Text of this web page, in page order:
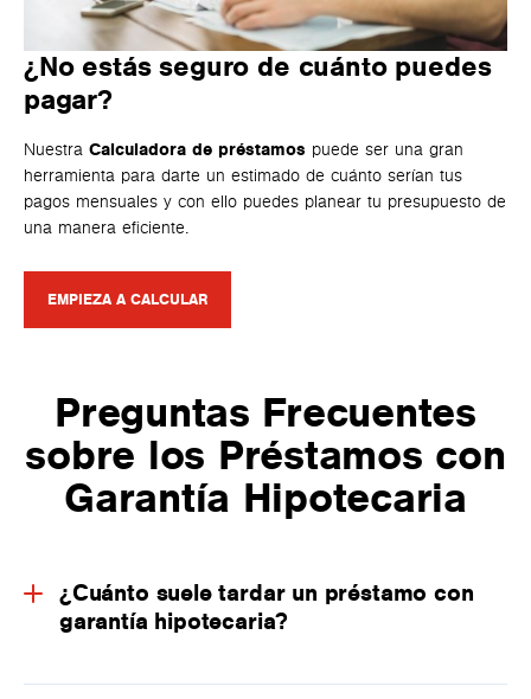
¿No estás seguro de cuánto puedes
pagar?
Nuestra Calculadora de préstamos puede ser una gran
herramienta para darte un estimado de cuánto serían tus
pagos mensuales y con ello puedes planear tu presupuesto de
una manera eficiente.
EMPIEZA A CALCULAR
Preguntas Frecuentes
sobre los Préstamos con
Garantía Hipotecaria
¿Cuánto suele tardar un préstamo con
garantía hipotecaria?